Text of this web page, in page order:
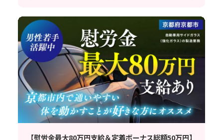
【慰労金最大80万円支給＆定着ボーナス総額50万円】